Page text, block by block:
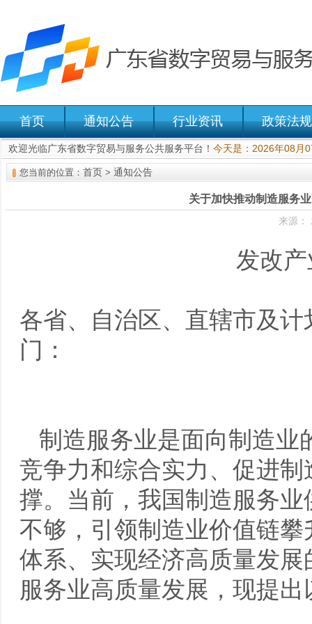
首页 通知公告 行业资讯 政策法规
欢迎光临广东省数字贸易与服务公共服务平台！ 今天是：2026年08月
您当前的位置： 首页 > 通知公告
关于加快推动制造服务
来源：
发改
各省、自治区、直辖市及
门：
制造服务业是面向制造业
竞争力和综合实力、促进
撑。当前，我国制造服务
不够，引领制造业价值链
体系、实现经济高质量发
服务业高质量发展，现提出